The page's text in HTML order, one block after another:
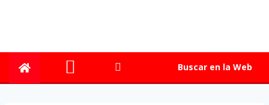
Buscar en la Web